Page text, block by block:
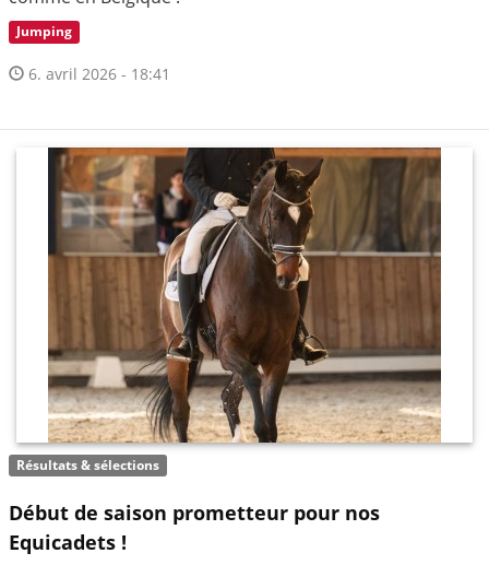
Jumping
6. avril 2026 - 18:41
Résultats & sélections
Début de saison prometteur pour nos
Equicadets !